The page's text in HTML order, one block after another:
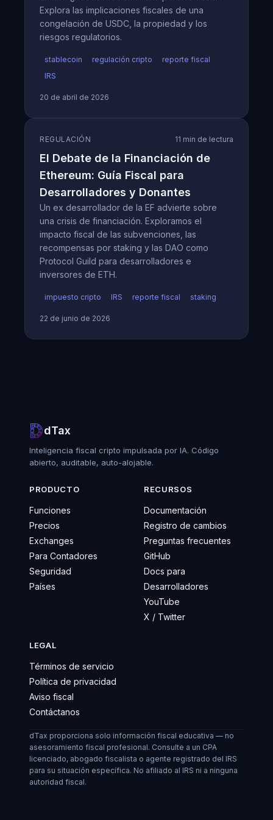
Explora las implicaciones fiscales de una
congelación de USDC, la propiedad y los
riesgos regulatorios.
stablecoin regulación cripto
reporte fiscal
IRS
20 de abril de 2026
REGULACIÓN 11 min de lectura
El Debate de la Financiación de
Ethereum: Guía Fiscal para
Desarrolladores y Donantes
Un ex desarrollador de la EF advierte sobre
una crisis de financiación. Exploramos el
impacto fiscal de las subvenciones, las
recompensas por staking y las DAO como
Protocol Guild para desarrolladores e
inversores de ETH.
impuesto cripto IRS reporte fiscal staking
22 de junio de 2026
dTax
Inteligencia fiscal cripto impulsada por IA. Código
abierto, auditable, auto-alojable.
PRODUCTO
Funciones
Precios
Exchanges
Para Contadores
Seguridad
Países
RECURSOS
Documentación
Registro de cambios
Preguntas frecuentes
GitHub
Docs para
Desarrolladores
YouTube
X / Twitter
LEGAL
Términos de servicio
Política de privacidad
Aviso fiscal
Contáctanos
dTax proporciona solo información fiscal educativa — no
asesoramiento fiscal profesional. Consulte a un CPA
licenciado, abogado fiscalista o agente registrado del IRS
para su situación específica. No afiliado al IRS ni a ninguna
autoridad fiscal.